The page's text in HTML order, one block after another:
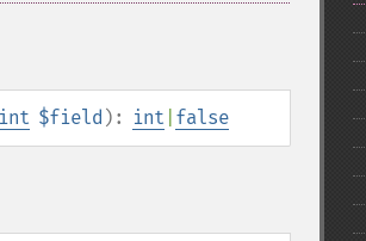
int $field ): int false